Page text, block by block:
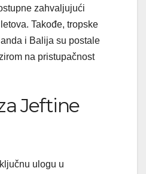
zahvaljujući
Takođe, tropske
i Balija su postale
na pristupačnost
Jeftine
ulogu u